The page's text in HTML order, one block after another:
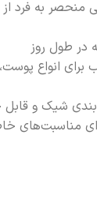
منحصر به فرد
در طول روز
برای انواع
شیک و
مناسبت‌های